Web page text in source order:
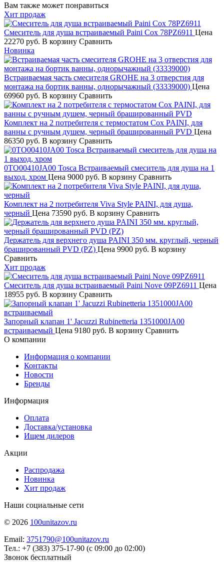
Вам также может понравиться
Хит продаж
Смеситель для душа встраиваемый Paini Cox 78PZ6911 Цена
22270 руб. В корзину Сравнить
Новинка
Встраиваемая часть смесителя GROHE на 3 отверстия для
монтажа на бортик ванны, однорычажный (33339000) Цена
69960 руб. В корзину Сравнить
Комплект на 2 потребителя с термостатом Cox PAINI, для
ванны с ручным душем, черный брашированный PVD Цена
86350 руб. В корзину Сравнить
0TO00410JA00 Tosca Встраиваемый смеситель для душа на 1
выход, хром Цена 9000 руб. В корзину Сравнить
Комплект на 2 потребителя Viva Style PAINI, для душа,
черный Цена 73590 руб. В корзину Сравнить
Держатель для верхнего душа PAINI 350 мм. круглый, черный
брашированный PVD (PZ) Цена 9900 руб. В корзину
Сравнить
Хит продаж
Смеситель для душа встраиваемый Paini Nove 09PZ6911 Цена
18955 руб. В корзину Сравнить
Запорный клапан 1' Jacuzzi Rubinetteria 1351000JA00
встраиваемый Цена 9180 руб. В корзину Сравнить
О компании
Информация о компании
Контакты
Новости
Бренды
Информация
Оплата
Доставка/установка
Ищем дилеров
Акции
Распродажа
Новинка
Хит продаж
Наши социальные сети
© 2026 100unitazov.ru
Email: 3751790@100unitazov.ru
Тел.: +7 (383) 375-17-90 (с 09:00 до 02:00)
Звонок бесплатный